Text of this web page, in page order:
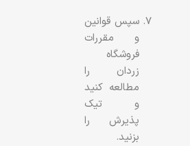
سپس قوانین
و مقررات
فروشگاه
زردان را
مطالعه کنید
و تیک
پذیرش را
بزنید.